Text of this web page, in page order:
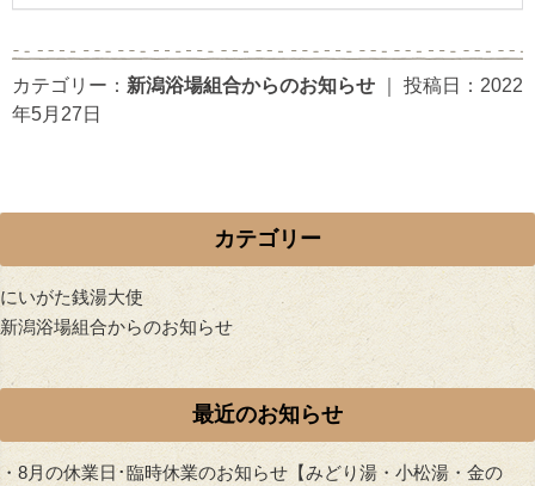
カテゴリー： 新潟浴場組合からのお知らせ
投稿日：2022
年5月27日
カテゴリー
にいがた銭湯大使
新潟浴場組合からのお知らせ
最近のお知らせ
・ 8月の休業日･臨時休業のお知らせ【みどり湯・小松湯・金の